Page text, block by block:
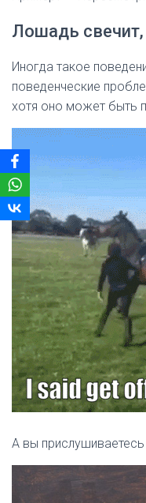
Лошадь свечит,
Иногда такое
поведенческие
хотя оно может быть
А вы